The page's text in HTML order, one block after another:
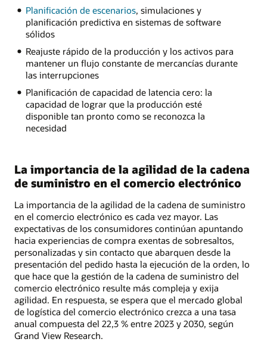
Planificación de escenarios, simulaciones y
planificación predictiva en sistemas de software
sólidos
Reajuste rápido de la producción y los activos para
mantener un flujo constante de mercancías durante
las interrupciones
Planificación de capacidad de latencia cero: la
capacidad de lograr que la producción esté
disponible tan pronto como se reconozca la
necesidad
La importancia de la agilidad de la cadena
de suministro en el comercio electrónico
La importancia de la agilidad de la cadena de suministro
en el comercio electrónico es cada vez mayor. Las
expectativas de los consumidores continúan apuntando
hacia experiencias de compra exentas de sobresaltos,
personalizadas y sin contacto que abarquen desde la
presentación del pedido hasta la ejecución de la orden, lo
que hace que la gestión de la cadena de suministro del
comercio electrónico resulte más compleja y exija
agilidad. En respuesta, se espera que el mercado global
de logística del comercio electrónico crezca a una tasa
anual compuesta del 22,3 % entre 2023 y 2030, según
Grand View Research.